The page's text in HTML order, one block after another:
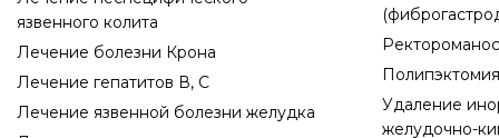
язвенного колита
Лечение болезни Крона
Лечение гепатитов В, С
Лечение язвенной болезни желудка
Полипэктомия
Удаление
желудочно-